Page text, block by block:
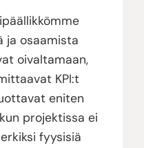
ja osaamista
oivaltamaan,
KPI:t
eniten
projektissa ei
fyysisiä